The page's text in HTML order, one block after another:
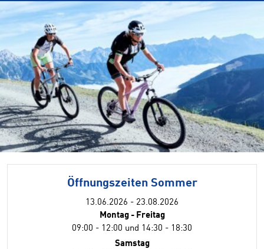
Öffnungszeiten Sommer
13.06.2026 - 23.08.2026
Montag - Freitag
09:00 - 12:00 und 14:30 - 18:30
Samstag